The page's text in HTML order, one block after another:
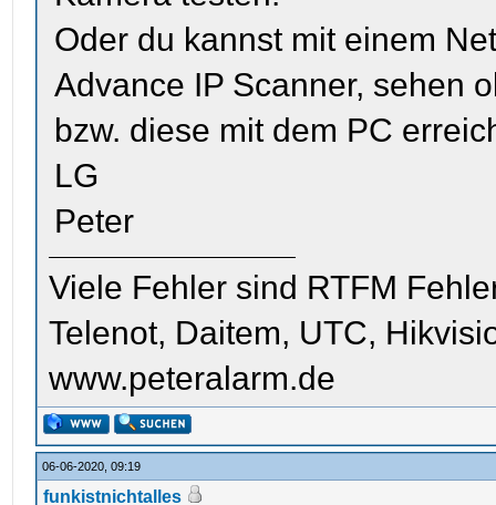
Oder du kannst mit einem
Advance IP Scanner, sehen
bzw. diese mit dem PC
LG
Peter
Viele Fehler sind RTFM
Telenot, Daitem, UTC,
www.peteralarm.de
06-06-2020, 09:19
funkistnichtalles